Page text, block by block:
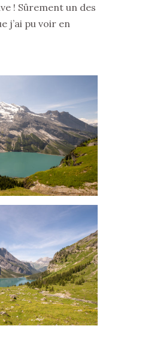
! Sûrement un des
j’ai pu voir en